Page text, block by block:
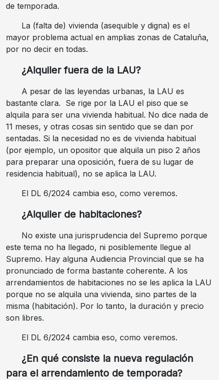
de temporada.
La (falta de) vivienda (asequible y digna) es el
mayor problema actual en amplias zonas de Cataluña,
por no decir en todas.
¿Alquiler fuera de la LAU?
A pesar de las leyendas urbanas, la LAU es
bastante clara. Se rige por la LAU el piso que se
alquila para ser una vivienda habitual. No dice nada de
11 meses, y otras cosas sin sentido que se dan por
sentadas. Si la necesidad no es de vivienda habitual
(por ejemplo, un opositor que alquila un piso 2 años
para preparar una oposición, fuera de su lugar de
residencia habitual), no se aplica la LAU.
El DL 6/2024 cambia eso, como veremos.
¿Alquiler de habitaciones?
No existe una jurisprudencia del Supremo porque
este tema no ha llegado, ni posiblemente llegue al
Supremo. Hay alguna Audiencia Provincial que se ha
pronunciado de forma bastante coherente. A los
arrendamientos de habitaciones no se les aplica la LAU
porque no se alquila una vivienda, sino partes de la
misma (habitación). Por lo tanto, la duración y precio
son libres.
El DL 6/2024 cambia eso, como veremos.
¿En qué consiste la nueva regulación
para el arrendamiento de temporada?